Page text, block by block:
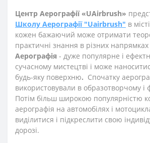
Центр Аерографії «UAirbrush»
Школу Аерографії "Uairbrush" в
кожен бажаючий може отримати
практичні знання в різних напрямках
Аерографія - дуже популярне і
сучасному мистецтві і може
будь-яку поверхню. Спочатку
використовували в образотворчому і
Потім більш широкою популярністю
аерографія на автомобілях і
виділитися і підкреслити свою
дорозі.